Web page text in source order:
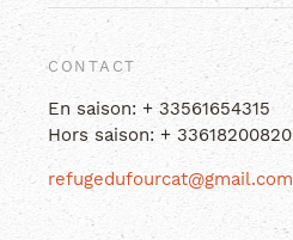
CONTACT
En saison: + 33561654315
Hors saison: + 33618200820
refugedufourcat@gmail.com